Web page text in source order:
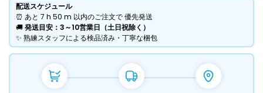
配送スケジュール
⏰ あと 7 h 50 m 以内のご注文で 優先発送
​🚚発送目安：3～10営業日（土日祝除く）
​✨ 熟練スタッフによる検品済み・丁寧な梱包